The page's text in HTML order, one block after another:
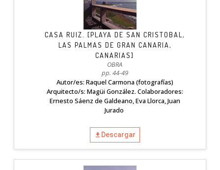
CASA RUIZ. [PLAYA DE SAN CRISTOBAL,
LAS PALMAS DE GRAN CANARIA,
CANARIAS]
OBRA
pp. 44-49
Autor/es: Raquel Carmona (fotografías)
Arquitecto/s: Magüi González. Colaboradores:
Ernesto Sáenz de Galdeano, Eva Llorca, Juan
Jurado
Descargar